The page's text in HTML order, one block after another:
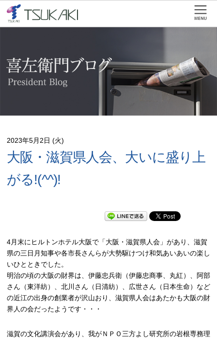
2023年5月2日 (火)
大阪・滋賀県人会、大いに盛り上
がる!(^^)!
4月末にヒルトンホテル大阪で「大阪・滋賀県人会」があり、滋賀
県の三日月知事や各市長さんらが大勢駆けつけ和気あいあいの楽し
いひとときでした。
明治の頃の大阪の財界は、伊藤忠兵衛（伊藤忠商事、丸紅）、阿部
さん（東洋紡）、北川さん（日清紡）、広世さん（日本生命）など
の近江の出身の創業者が沢山おり、滋賀県人会はあたかも大阪の財
界人の会だったようです・・・
滋賀の文化講演会があり、我がＮＰＯ三方よし研究所の岩根専務理